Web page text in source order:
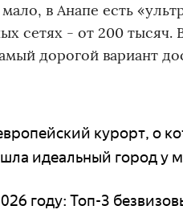
в Анапе есть
сетях - от 200
дорогой вариант
курорт, о
идеальный город
году: Топ-3